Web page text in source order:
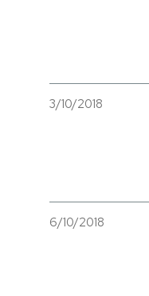
3/10/2018
6/10/2018